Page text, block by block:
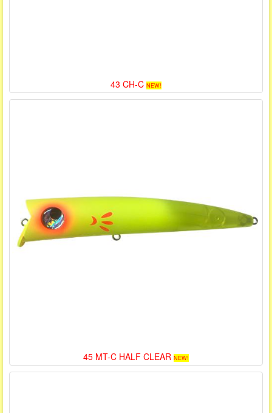
43 CH-C NEW!
45 MT-C HALF CLEAR NEW!